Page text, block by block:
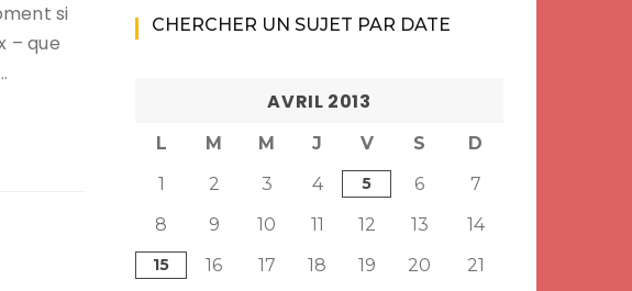
si
– que
CHERCHER UN SUJET PAR DATE
AVRIL 2013
L M M J V S
D
1
2 3 4 5 6
7
8
9 10 11 12 13 14
15 16 17 18 19 20
21